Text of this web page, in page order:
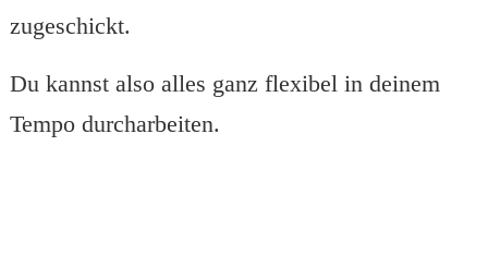
zugeschickt.
Du kannst also alles ganz flexibel in deinem
Tempo durcharbeiten.